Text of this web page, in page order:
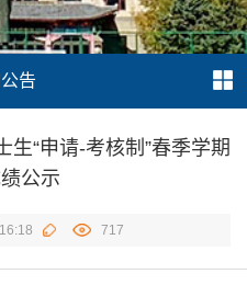
告
“申请-考核制”春季学期
公示
717